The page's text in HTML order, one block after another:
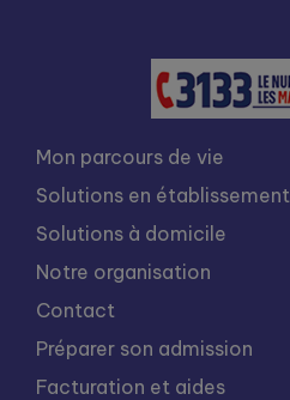
Mon parcours de vie
Solutions en établissement
Solutions à domicile
Notre organisation
Contact
Préparer son admission
Facturation et aides